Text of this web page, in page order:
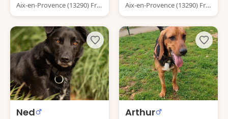
Aix-en-Provence (13290) Fra
nce
Aix-en-Provence (13290) Fra
nce
Ned Arthur